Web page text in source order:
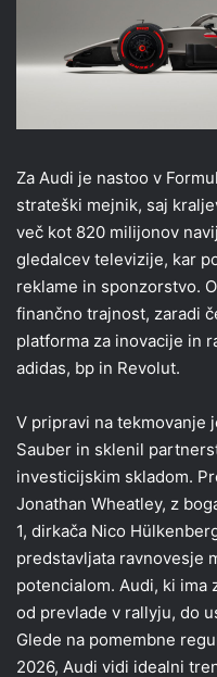
Za Audi je nastoo v
strateški mejnik, saj
več kot 820 milijonov
gledalcev televizije, kar
reklame in sponzorstvo.
finančno trajnost, zaradi
platforma za inovacije in
adidas, bp in Revolut.
V pripravi na tekmovanje
Sauber in sklenil
investicijskim skladom.
Jonathan Wheatley, z
1, dirkača Nico
predstavljata ravnovesje
potencialom. Audi, ki
od prevlade v rallyju, do
Glede na pomembne
2026, Audi vidi idealni